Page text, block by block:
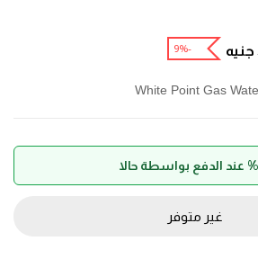
جنيه -9%
White Point Gas
غير متوفر